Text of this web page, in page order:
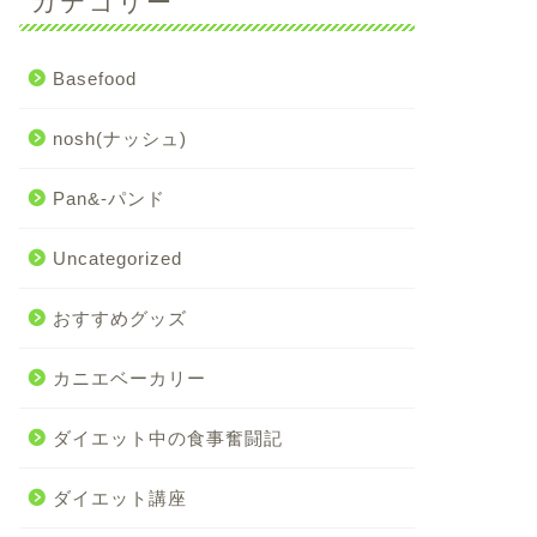
Basefood
nosh(ナッシュ)
Pan&-パンド
Uncategorized
おすすめグッズ
カニエベーカリー
ダイエット中の食事奮闘記
ダイエット講座